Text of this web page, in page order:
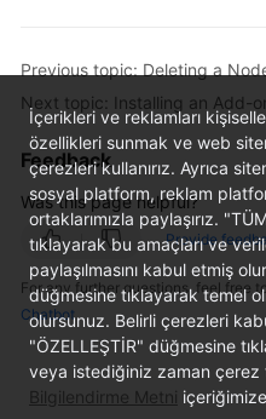
Getting
Started
User
Guide
Best
Practices
API
Reference
Previous topic: Deleting a
Next topic: Installing an Add-
Feedback
Was this page helpful?
Provide
For any further questions, feel free
Chatbot
İçerikleri ve reklamları
özellikleri sunmak ve web
çerezleri kullanırız. Ayrıca
sosyal platform, reklam
ortaklarımızla paylaşırız.
tıklayarak bu amaçları ve
paylaşılmasını kabul etmiş
düğmesine tıklayarak temel
olursunuz. Belirli çerezleri
"ÖZELLEŞTİR" düğmesine
veya istediğiniz zaman
Bilgilendirme Metni